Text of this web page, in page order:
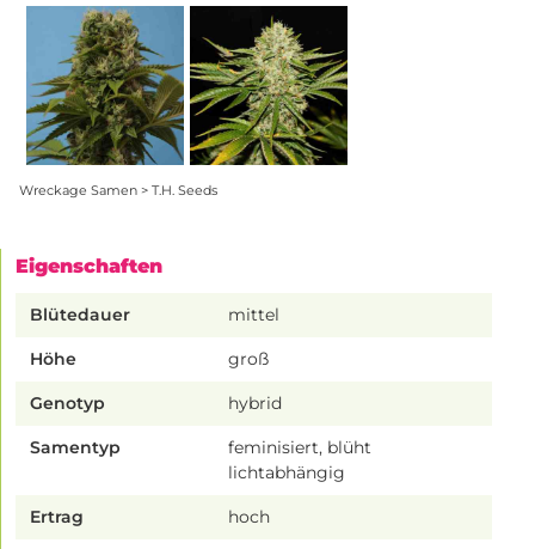
Wreckage Samen > T.H. Seeds
Eigenschaften
Blütedauer mittel
Höhe groß
Genotyp hybrid
Samentyp
feminisiert, blüht
lichtabhängig
Ertrag hoch